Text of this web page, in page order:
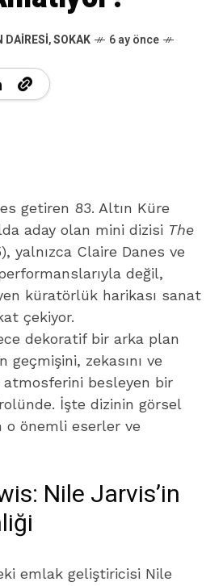
DAIRESI,SOKAK 6 ay önce
getiren 83. Altın Küre
aday olan mini dizisi The
yalnızca Claire Danes ve
değil,
küratörlük harikası sanat
çekiyor.
dekoratif bir arka plan
zekasını ve
atmosferini besleyen bir
İşte dizinin görsel
o önemli eserler ve
Nile Jarvis’in
emlak geliştiricisi Nile